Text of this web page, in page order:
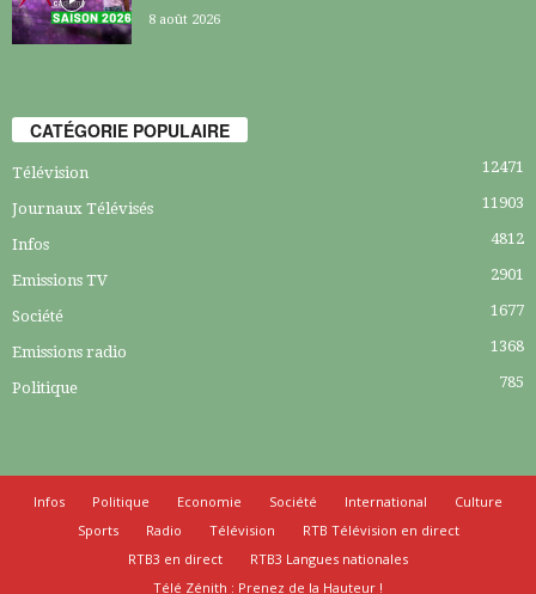
8 août 2026
CATÉGORIE POPULAIRE
Télévision 12471
Journaux Télévisés 11903
Infos 4812
Emissions TV 2901
Société 1677
Emissions radio 1368
Politique 785
Infos Politique Economie Société International
Culture
Sports
Radio Télévision
RTB Télévision en direct
RTB3 en direct
RTB3 Langues nationales
Télé Zénith : Prenez de la Hauteur !